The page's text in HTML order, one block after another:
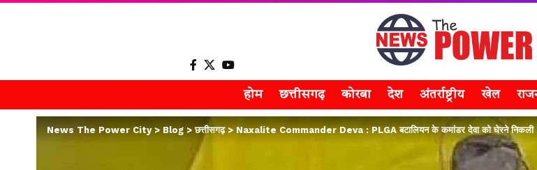
होम छत्तीसगढ़ कोरबा देश अंतर्राष्ट्रीय खेल
News The Power City> Blog >छत्तीसगढ़> Naxalite Commander Deva : PLGA बटालियन के कमांडर देवा को घेरने निकली